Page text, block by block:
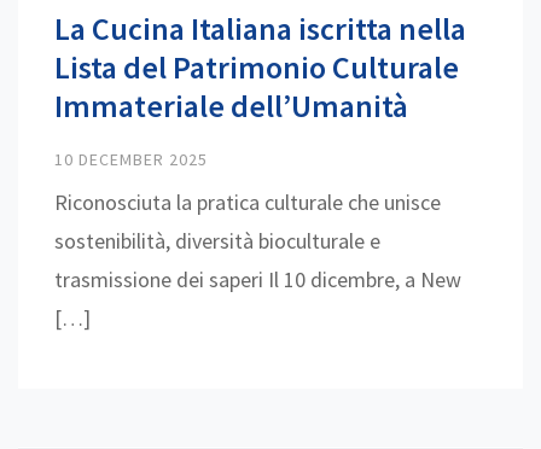
La Cucina Italiana iscritta nella
Lista del Patrimonio Culturale
Immateriale dell’Umanità
10 DECEMBER 2025
Riconosciuta la pratica culturale che unisce
sostenibilità, diversità bioculturale e
trasmissione dei saperi Il 10 dicembre, a New
[…]